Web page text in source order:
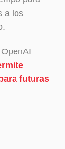
a los
futuras